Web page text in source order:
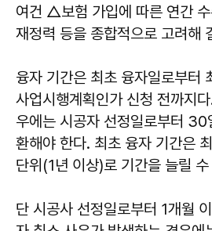
여건 △보험 가입에 따른 연간
재정력 등을 종합적으로 고려해
융자 기간은 최초 융자일로부터
사업시행계획인가 신청 전까지
우에는 시공자 선정일로부터 30
환해야 한다. 최초 융자 기간은
단위(1년 이상)로 기간을 늘릴
단 시공사 선정일로부터 1개월